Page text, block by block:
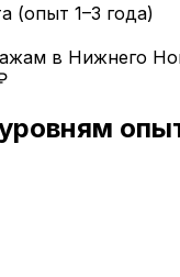
(опыт 1–3 года)
в Нижнего